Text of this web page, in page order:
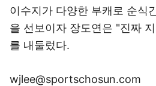
이수지가 다양한 부캐로 순식
을 선보이자 장도연은 "진짜
를 내둘렀다.
wjlee@sportschosun.com